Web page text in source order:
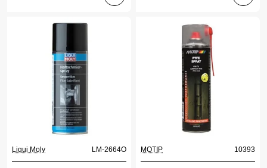
Liqui Moly LM-2664O MOTIP 10393